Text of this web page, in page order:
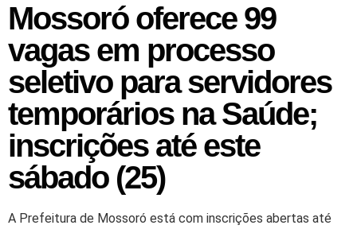
Mossoró oferece 99
vagas em processo
seletivo para servidores
temporários na Saúde;
inscrições até este
sábado (25)
A Prefeitura de Mossoró está com inscrições abertas até